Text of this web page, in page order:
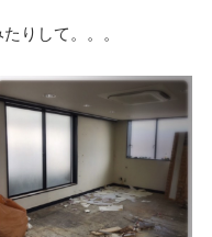
りして。。。